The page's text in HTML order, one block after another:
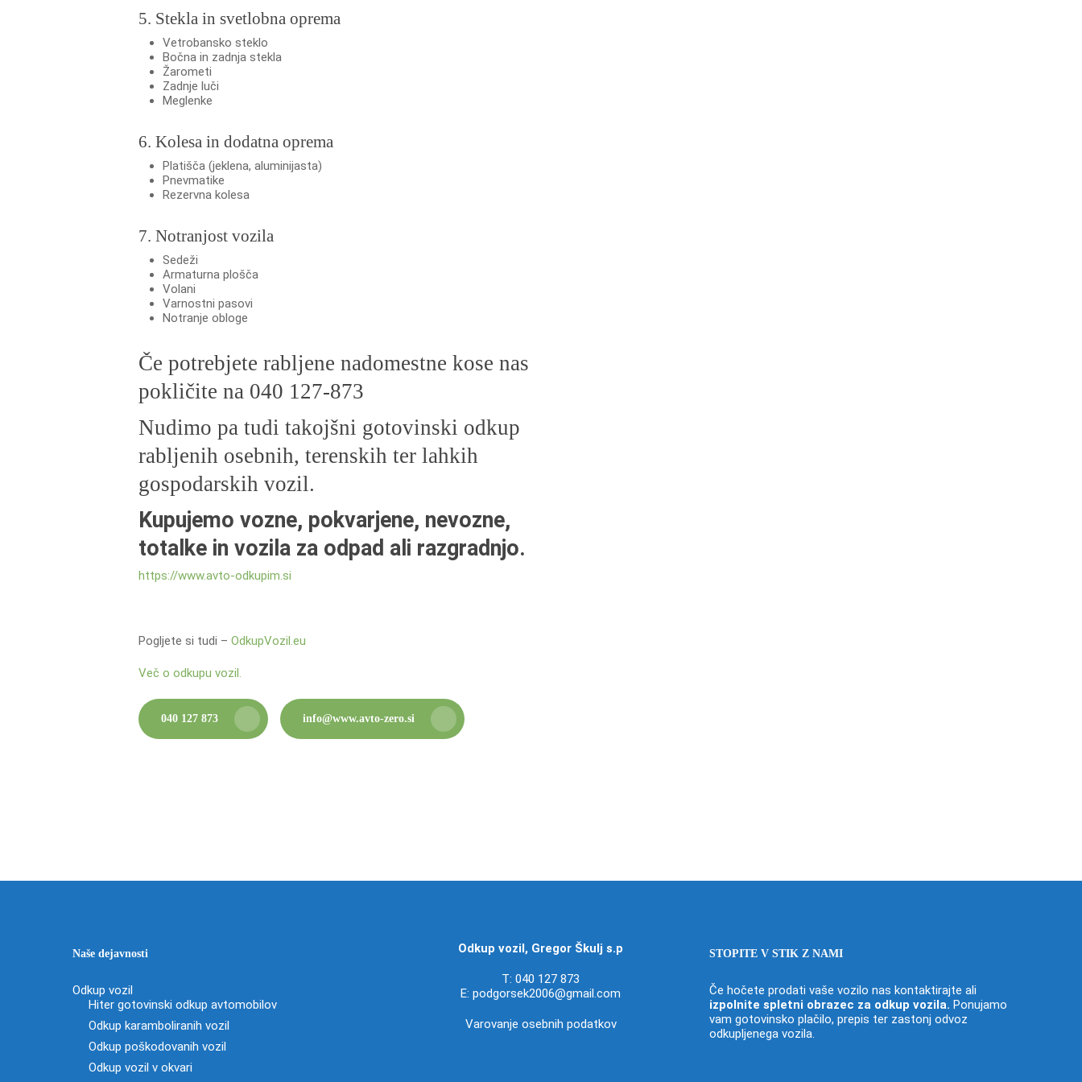
5. Stekla in svetlobna oprema
Vetrobansko steklo
Bočna in zadnja stekla
Žarometi
Zadnje luči
Meglenke
6. Kolesa in dodatna oprema
Platišča (jeklena, aluminijasta)
Pnevmatike
Rezervna kolesa
7. Notranjost vozila
Sedeži
Armaturna plošča
Volani
Varnostni pasovi
Notranje obloge
Če potrebjete rabljene nadomestne kose nas
pokličite na 040 127-873
Nudimo pa tudi takojšni gotovinski odkup
rabljenih osebnih, terenskih ter lahkih
gospodarskih vozil.
Kupujemo vozne, pokvarjene, nevozne,
totalke in vozila za odpad ali razgradnjo.
https://www.avto-odkupim.si
Pogljete si tudi –OdkupVozil.eu
Več o odkupu vozil.
040 127 873 info@www.avto-zero.si
Naše dejavnosti
Odkup vozil
Hiter gotovinski odkup avtomobilov
Odkup karamboliranih vozil
Odkup poškodovanih vozil
Odkup vozil v okvari
Odkup vozil, Gregor Škulj s.p
T:040 127 873
E:podgorsek2006@gmail.com
Varovanje osebnih podatkov
STOPITE V STIK Z NAMI
Če hočete prodati vaše vozilo nas kontaktirajte ali
izpolnite spletni obrazec za odkup vozila.Ponujamo
vam gotovinsko plačilo, prepis ter zastonj odvoz
odkupljenega vozila.